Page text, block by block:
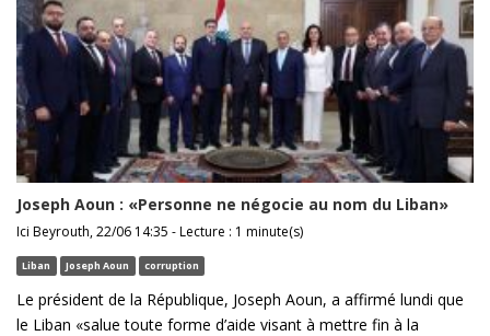
Joseph Aoun : «Personne ne négocie au nom du Liban»
Ici Beyrouth, 22/06 14:35 - Lecture : 1 minute(s)
Liban Joseph Aoun corruption
Le président de la République, Joseph Aoun, a affirmé lundi que
le Liban «salue toute forme d’aide visant à mettre fin à la